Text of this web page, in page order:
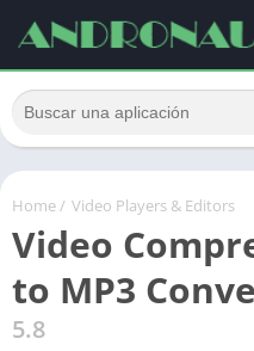
Home/ Video Players & Editors
Video
to MP3
5.8